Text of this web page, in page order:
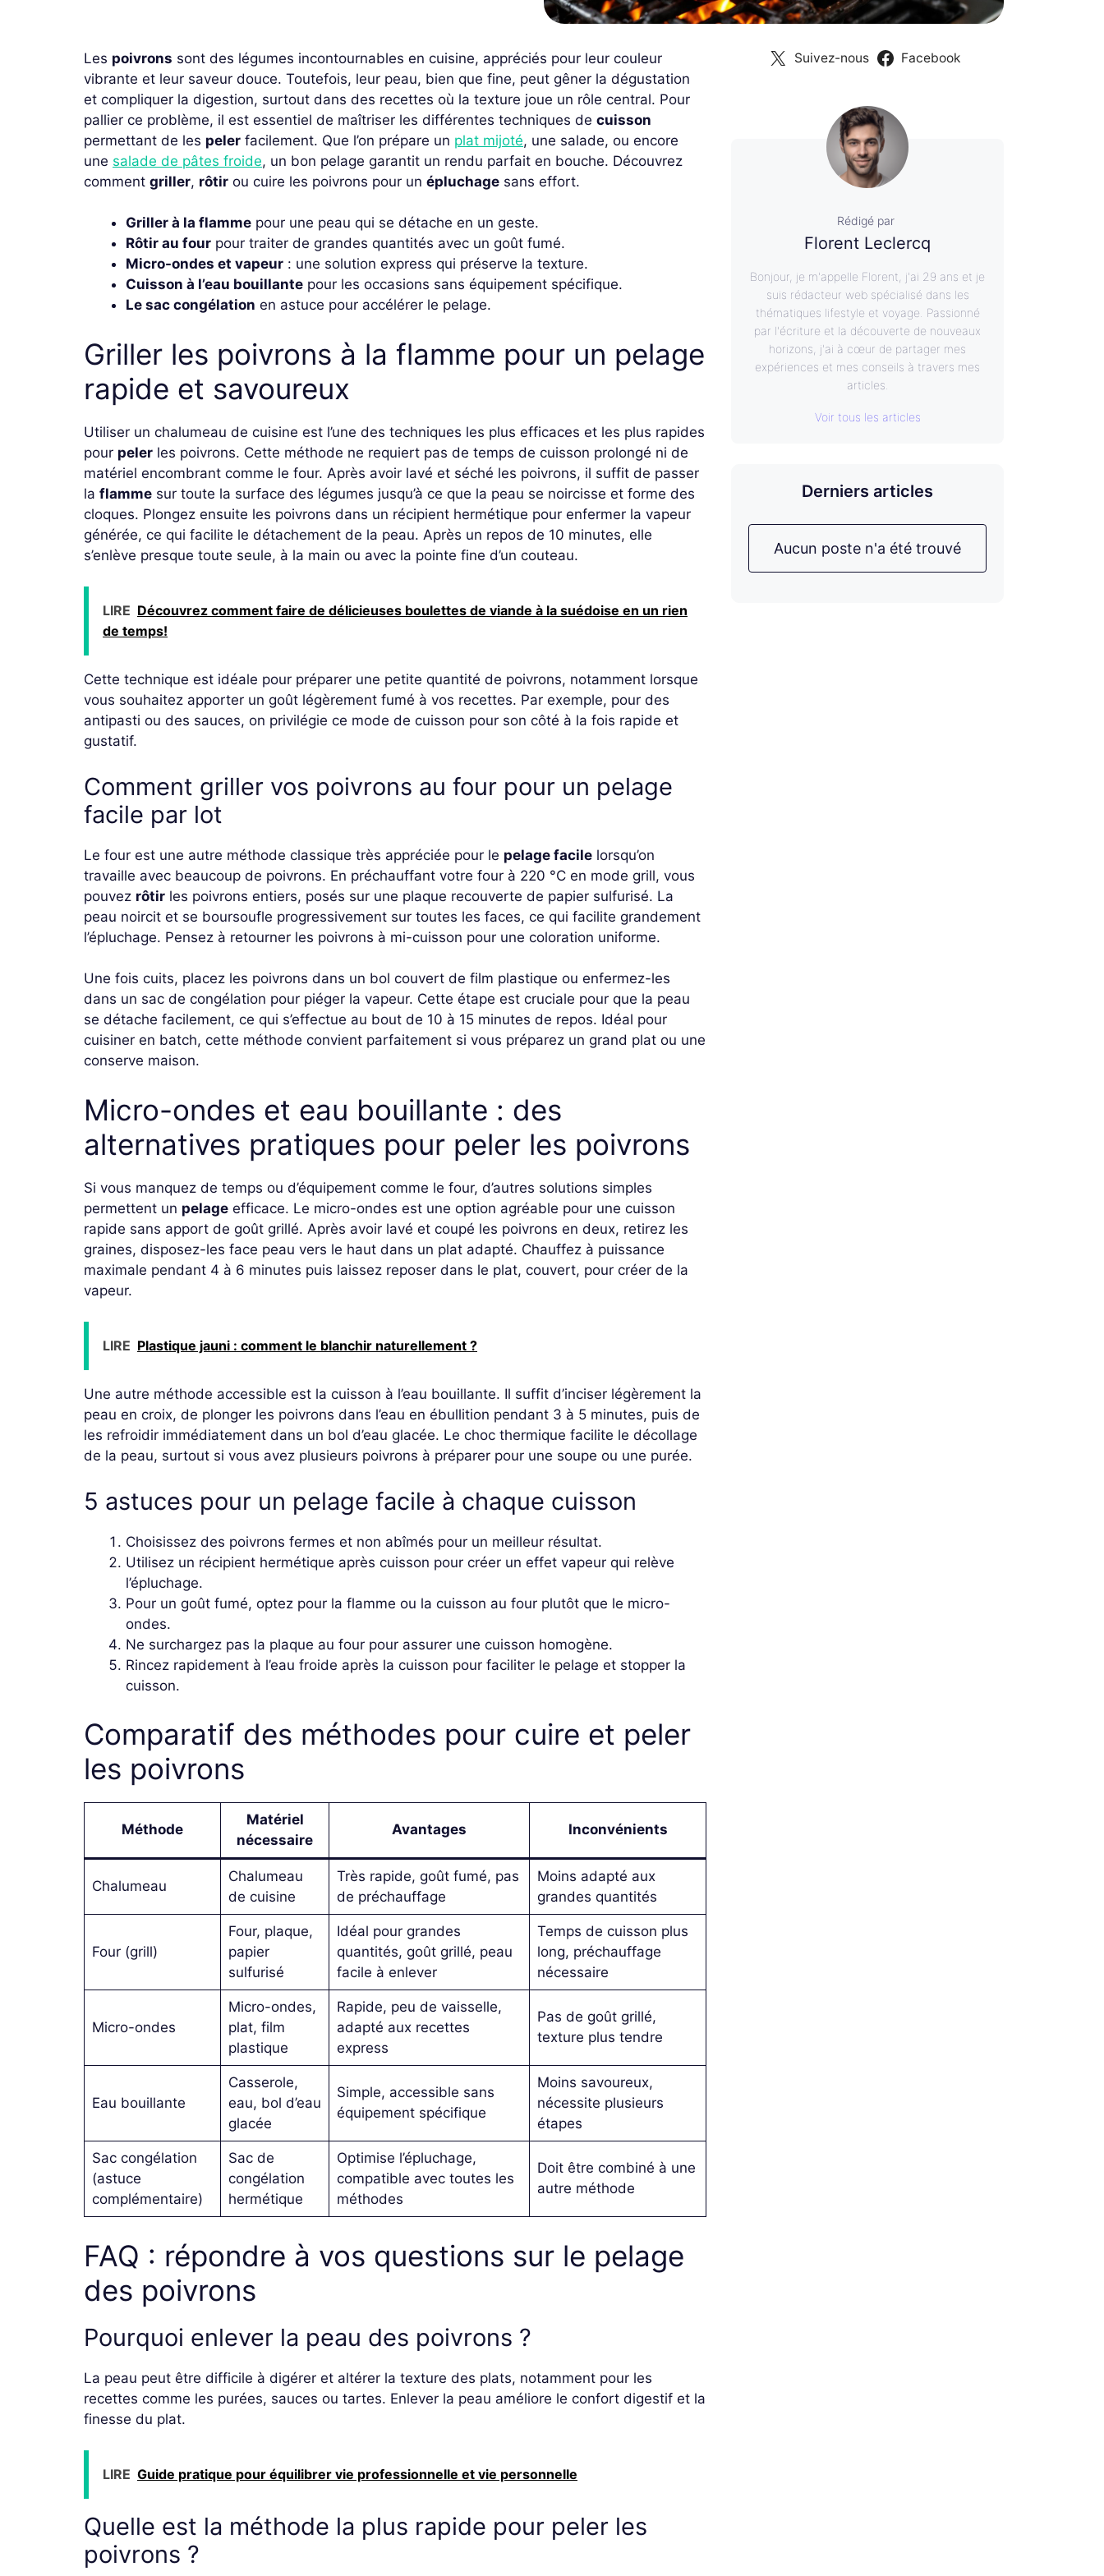
Les poivrons sont des légumes incontournables en cuisine, appréciés pour leur couleur
vibrante et leur saveur douce. Toutefois, leur peau, bien que fine, peut gêner la dégustation
et compliquer la digestion, surtout dans des recettes où la texture joue un rôle central. Pour
pallier ce problème, il est essentiel de maîtriser les différentes techniques de cuisson
permettant de les peler facilement. Que l’on prépare un plat mijoté, une salade, ou encore
une salade de pâtes froide, un bon pelage garantit un rendu parfait en bouche. Découvrez
comment griller, rôtir ou cuire les poivrons pour un épluchage sans effort.
Griller à la flamme pour une peau qui se détache en un geste.
Rôtir au four pour traiter de grandes quantités avec un goût fumé.
Micro-ondes et vapeur : une solution express qui préserve la texture.
Cuisson à l’eau bouillante pour les occasions sans équipement spécifique.
Le sac congélation en astuce pour accélérer le pelage.
Griller les poivrons à la flamme pour un pelage
rapide et savoureux
Utiliser un chalumeau de cuisine est l’une des techniques les plus efficaces et les plus rapides
pour peler les poivrons. Cette méthode ne requiert pas de temps de cuisson prolongé ni de
matériel encombrant comme le four. Après avoir lavé et séché les poivrons, il suffit de passer
la flamme sur toute la surface des légumes jusqu’à ce que la peau se noircisse et forme des
cloques. Plongez ensuite les poivrons dans un récipient hermétique pour enfermer la vapeur
générée, ce qui facilite le détachement de la peau. Après un repos de 10 minutes, elle
s’enlève presque toute seule, à la main ou avec la pointe fine d’un couteau.
LIRE Découvrez comment faire de délicieuses boulettes de viande à la suédoise en un rien
de temps!
Cette technique est idéale pour préparer une petite quantité de poivrons, notamment lorsque
vous souhaitez apporter un goût légèrement fumé à vos recettes. Par exemple, pour des
antipasti ou des sauces, on privilégie ce mode de cuisson pour son côté à la fois rapide et
gustatif.
Comment griller vos poivrons au four pour un pelage
facile par lot
Le four est une autre méthode classique très appréciée pour le pelage facile lorsqu’on
travaille avec beaucoup de poivrons. En préchauffant votre four à 220 °C en mode grill, vous
pouvez rôtir les poivrons entiers, posés sur une plaque recouverte de papier sulfurisé. La
peau noircit et se boursoufle progressivement sur toutes les faces, ce qui facilite grandement
l’épluchage. Pensez à retourner les poivrons à mi-cuisson pour une coloration uniforme.
Une fois cuits, placez les poivrons dans un bol couvert de film plastique ou enfermez-les
dans un sac de congélation pour piéger la vapeur. Cette étape est cruciale pour que la peau
se détache facilement, ce qui s’effectue au bout de 10 à 15 minutes de repos. Idéal pour
cuisiner en batch, cette méthode convient parfaitement si vous préparez un grand plat ou une
conserve maison.
Micro-ondes et eau bouillante : des
alternatives pratiques pour peler les poivrons
Si vous manquez de temps ou d’équipement comme le four, d’autres solutions simples
permettent un pelage efficace. Le micro-ondes est une option agréable pour une cuisson
rapide sans apport de goût grillé. Après avoir lavé et coupé les poivrons en deux, retirez les
graines, disposez-les face peau vers le haut dans un plat adapté. Chauffez à puissance
maximale pendant 4 à 6 minutes puis laissez reposer dans le plat, couvert, pour créer de la
vapeur.
LIRE Plastique jauni : comment le blanchir naturellement ?
Une autre méthode accessible est la cuisson à l’eau bouillante. Il suffit d’inciser légèrement la
peau en croix, de plonger les poivrons dans l’eau en ébullition pendant 3 à 5 minutes, puis de
les refroidir immédiatement dans un bol d’eau glacée. Le choc thermique facilite le décollage
de la peau, surtout si vous avez plusieurs poivrons à préparer pour une soupe ou une purée.
5 astuces pour un pelage facile à chaque cuisson
Choisissez des poivrons fermes et non abîmés pour un meilleur résultat.
Utilisez un récipient hermétique après cuisson pour créer un effet vapeur qui relève
l’épluchage.
Pour un goût fumé, optez pour la flamme ou la cuisson au four plutôt que le micro-
ondes.
Ne surchargez pas la plaque au four pour assurer une cuisson homogène.
Rincez rapidement à l’eau froide après la cuisson pour faciliter le pelage et stopper la
cuisson.
Comparatif des méthodes pour cuire et peler
les poivrons
Méthode
Matériel
nécessaire
Avantages Inconvénients
Chalumeau
Chalumeau
de cuisine
Très rapide, goût fumé, pas
de préchauffage
Moins adapté aux
grandes quantités
Four (grill)
Four, plaque,
papier
sulfurisé
Idéal pour grandes
quantités, goût grillé, peau
facile à enlever
Temps de cuisson plus
long, préchauffage
nécessaire
Micro-ondes
Micro-ondes,
plat, film
plastique
Rapide, peu de vaisselle,
adapté aux recettes
express
Pas de goût grillé,
texture plus tendre
Eau bouillante
Casserole,
eau, bol d’eau
glacée
Simple, accessible sans
équipement spécifique
Moins savoureux,
nécessite plusieurs
étapes
Sac congélation
(astuce
complémentaire)
Sac de
congélation
hermétique
Optimise l’épluchage,
compatible avec toutes les
méthodes
Doit être combiné à une
autre méthode
FAQ : répondre à vos questions sur le pelage
des poivrons
Pourquoi enlever la peau des poivrons ?
La peau peut être difficile à digérer et altérer la texture des plats, notamment pour les
recettes comme les purées, sauces ou tartes. Enlever la peau améliore le confort digestif et la
finesse du plat.
LIRE Guide pratique pour équilibrer vie professionnelle et vie personnelle
Quelle est la méthode la plus rapide pour peler les
poivrons ?
Suivez-nous Facebook
Rédigé par
Florent Leclercq
Bonjour, je m'appelle Florent, j'ai 29 ans et je
suis rédacteur web spécialisé dans les
thématiques lifestyle et voyage. Passionné
par l'écriture et la découverte de nouveaux
horizons, j'ai à cœur de partager mes
expériences et mes conseils à travers mes
articles.
Voir tous les articles
Derniers articles
Aucun poste n'a été trouvé